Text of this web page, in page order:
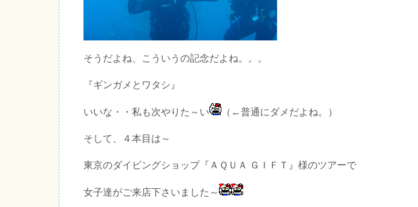
そうだよね、こういうの記念だよね。。。
『ギンガメとワタシ』
いいな・・私も次やりた～い （←普通にダメだよね。）
そして、４本目は～
東京のダイビングショップ『ＡＱＵＡ ＧＩＦＴ』様のツアーで
女子達がご来店下さいました～